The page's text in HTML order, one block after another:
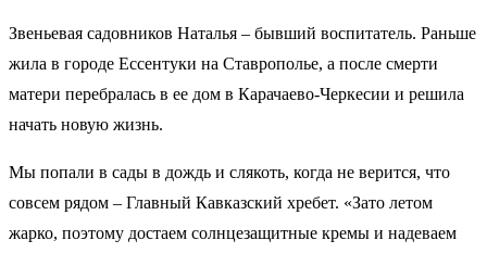
Звеньевая садовников Наталья – бывший воспитатель. Раньше
жила в городе Ессентуки на Ставрополье, а после смерти
матери перебралась в ее дом в Карачаево-Черкесии и решила
начать новую жизнь.
Мы попали в сады в дождь и слякоть, когда не верится, что
совсем рядом – Главный Кавказский хребет. «Зато летом
жарко, поэтому достаем солнцезащитные кремы и надеваем